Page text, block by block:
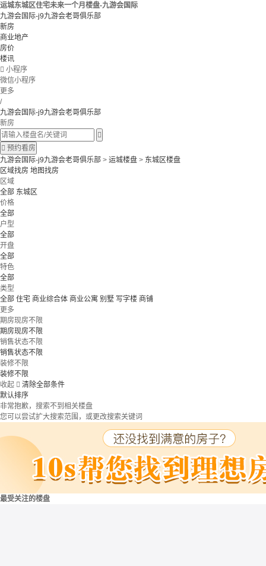
运城东城区住宅未来一个月楼盘-九游会国际
九游会国际-j9九游会老哥俱乐部
新房
商业地产
房价
楼讯
 小程序
微信小程序
更多
/
九游会国际-j9九游会老哥俱乐部
新房

 预约看房
九游会国际-j9九游会老哥俱乐部 > 运城楼盘 > 东城区楼盘
区域找房 地图找房
区域
全部 东城区
价格
全部
户型
全部
开盘
全部
特色
全部
类型
全部 住宅 商业综合体 商业公寓 别墅 写字楼 商铺
更多
期房现房不限
期房现房不限
销售状态不限
销售状态不限
装修不限
装修不限
收起  清除全部条件
默认排序
非常抱歉，搜索不到相关楼盘
您可以尝试扩大搜索范围，或更改搜索关键词
最受关注的楼盘